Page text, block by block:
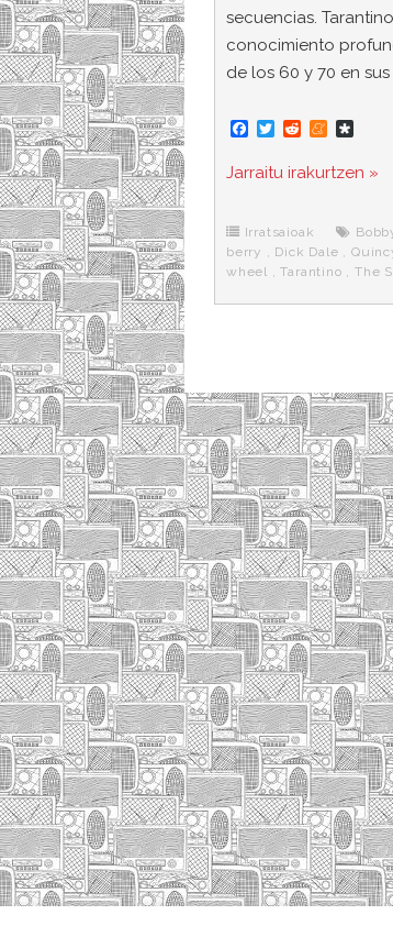
secuencias.
conocimiento
de los 60 y 70 en sus
F
e
o
k
T
t
r
R
d
d
M
n
e
e
s
r
a
Jarraitu irakurtzen »
Irratsaioak
berry , Dick Dale ,
wheel ,Tarantino ,The